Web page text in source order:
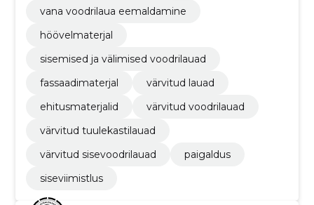
vana voodrilaua eemaldamine
höövelmaterjal
sisemised ja välimised voodrilauad
fassaadimaterjal
värvitud lauad
ehitusmaterjalid
värvitud voodrilauad
värvitud tuulekastilauad
värvitud sisevoodrilauad
paigaldus
siseviimistlus